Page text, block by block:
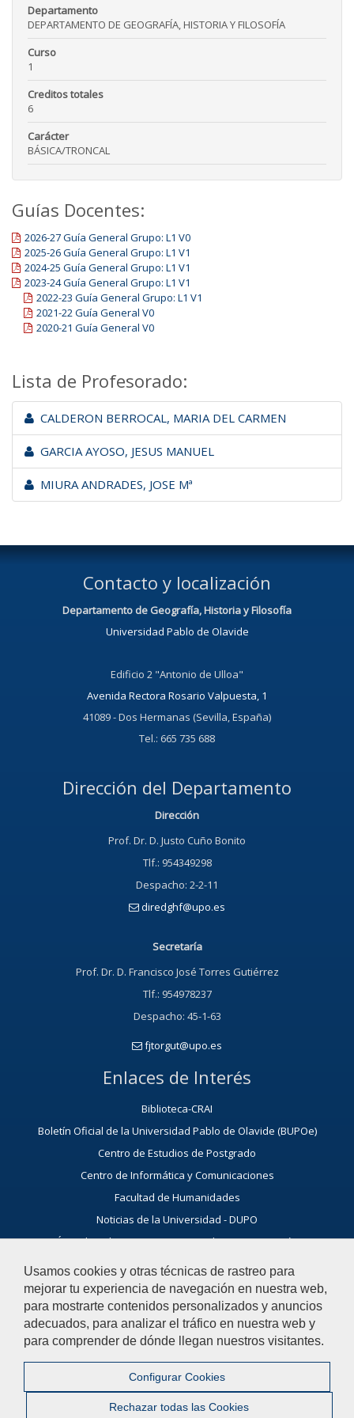
Usamos cookies y otras técnicas de rastreo para
mejorar tu experiencia de navegación en nuestra web,
para mostrarte contenidos personalizados y anuncios
adecuados, para analizar el tráfico en nuestra web y
para comprender de dónde llegan nuestros visitantes.
Configurar Cookies
Rechazar todas las Cookies
Departamento
DEPARTAMENTO DE GEOGRAFÍA, HISTORIA Y FILOSOFÍA
Curso
1
Creditos totales
6
Carácter
BÁSICA/TRONCAL
Guías Docentes:
2026-27 Guía General Grupo: L1 V0
2025-26 Guía General Grupo: L1 V1
2024-25 Guía General Grupo: L1 V1
2023-24 Guía General Grupo: L1 V1
2022-23 Guía General Grupo: L1 V1
2021-22 Guía General V0
2020-21 Guía General V0
Lista de Profesorado:
CALDERON BERROCAL, MARIA DEL CARMEN
GARCIA AYOSO, JESUS MANUEL
MIURA ANDRADES, JOSE Mª
Contacto y localización
Departamento de Geografía, Historia y Filosofía
Universidad Pablo de Olavide
Edificio 2 "Antonio de Ulloa"
Avenida Rectora Rosario Valpuesta, 1
41089 - Dos Hermanas (Sevilla, España)
Tel.: 665 735 688
Dirección del Departamento
Dirección
Prof. Dr. D. Justo Cuño Bonito
Tlf.: 954349298
Despacho: 2-2-11
diredghf@upo.es
Secretaría
Prof. Dr. D. Francisco José Torres Gutiérrez
Tlf.: 954978237
Despacho: 45-1-63
fjtorgut@upo.es
Enlaces de Interés
Biblioteca-CRAI
Boletín Oficial de la Universidad Pablo de Olavide (BUPOe)
Centro de Estudios de Postgrado
Centro de Informática y Comunicaciones
Facultad de Humanidades
Noticias de la Universidad - DUPO
Área de Relaciones Internacionales y Cooperación
OTRI - Oficina de Transferencia de Resultados de Investigación
UPO Virtual
Ayúdanos a mejorar
El acceso al buzón exclusivamente se hará en caso de querer
plantear cuestiones que se puedan calificar como una incidencia,
reclamación o sugerencia.
Contacta con nosotros